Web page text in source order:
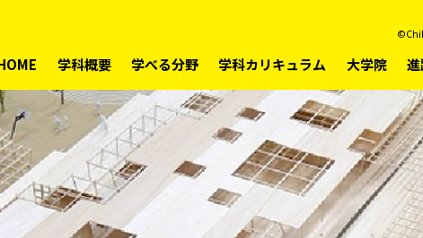
学科概要 学べる分野 学科カリキュラム 大学院